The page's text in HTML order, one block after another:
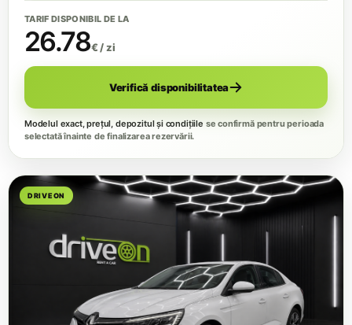
TARIF DISPONIBIL DE LA
26.78€ / zi
Verifică disponibilitatea
Modelul exact, prețul, depozitul și condițiile se confirmă pentru perioada
selectată înainte de finalizarea rezervării.